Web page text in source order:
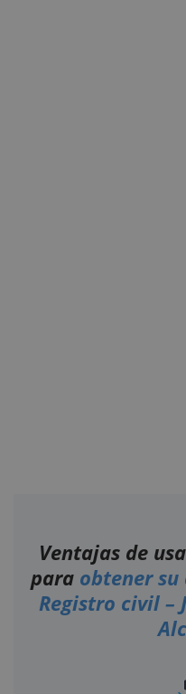
Ventajas de
para obtener
Registro civil –